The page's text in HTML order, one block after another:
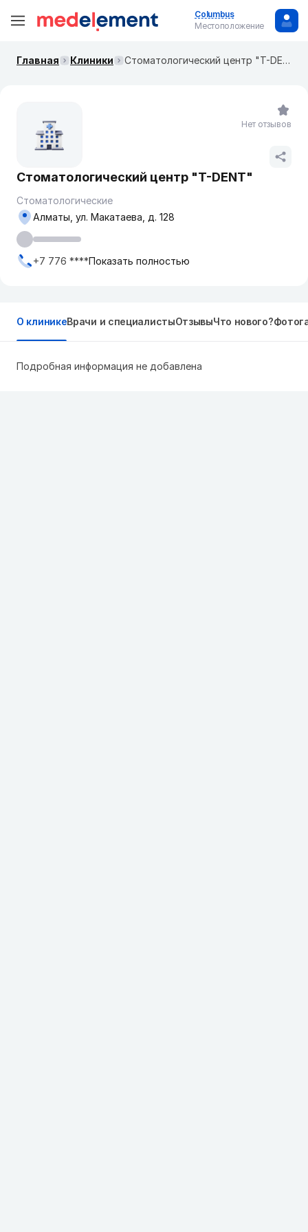
Columbus
Местоположение
Главная Клиники Стоматологический центр "T-DENT"
Стоматологический центр "T-DENT"
Стоматологические
Алматы, ул. Макатаева, д. 128
+7 776 ****Показать полностью
Нет отзывов
О клиникеВрачи и специалистыОтзывыЧто нового?
Подробная информация не добавлена